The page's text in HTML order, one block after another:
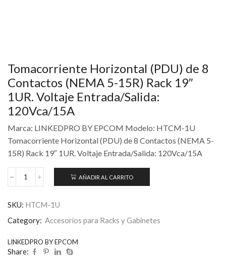
Tomacorriente Horizontal (PDU) de 8
Contactos (NEMA 5-15R) Rack 19″
1UR. Voltaje Entrada/Salida:
120Vca/15A
Marca: LINKEDPRO BY EPCOM Modelo: HTCM-1U
Tomacorriente Horizontal (PDU) de 8 Contactos (NEMA 5-
15R) Rack 19″ 1UR. Voltaje Entrada/Salida: 120Vca/15A
AÑADIR AL CARRITO
SKU: HTCM-1U
Category: Accesorios para Racks y Gabinetes
LINKEDPRO BY EPCOM
Share: